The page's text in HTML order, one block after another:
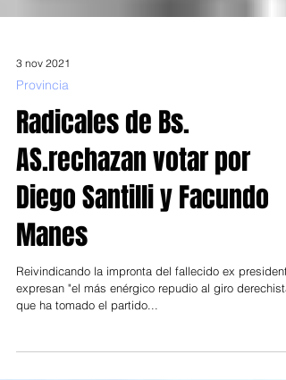
3 nov 2021
Provincia
Radicales de Bs.
AS.rechazan votar por
Diego Santilli y Facundo
Manes
Reivindicando la impronta del fallecido ex